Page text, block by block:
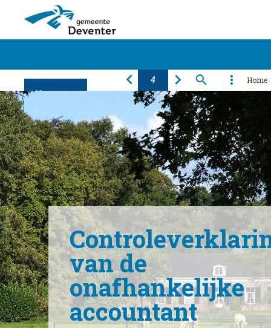
Algemeen Financiën Programma's
Producten Paragrafen Bijlagen
Home
van de
onafhankelijke
accountant